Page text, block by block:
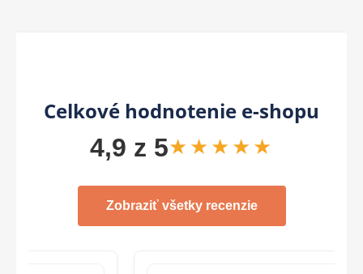
Celkové hodnotenie e-shopu
4,9 z 5★★★★★
Zobraziť všetky recenzie